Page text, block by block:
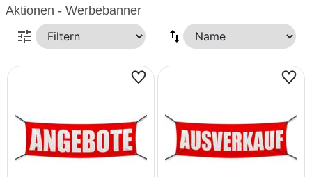
Aktionen - Werbebanner
tune